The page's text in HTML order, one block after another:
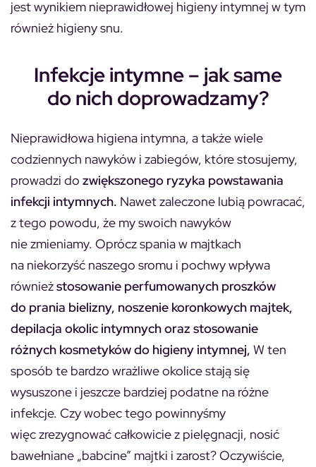
jest wynikiem nieprawidłowej higieny intymnej w tym
również higieny snu.
Infekcje intymne – jak same
do nich doprowadzamy?
Nieprawidłowa higiena intymna, a także wiele
codziennych nawyków i zabiegów, które stosujemy,
prowadzi do zwiększonego ryzyka powstawania
infekcji intymnych. Nawet zaleczone lubią powracać,
z tego powodu, że my swoich nawyków
nie zmieniamy. Oprócz spania w majtkach
na niekorzyść naszego sromu i pochwy wpływa
równieżstosowanie perfumowanych proszków
do prania bielizny, noszenie koronkowych majtek,
depilacja okolic intymnych oraz stosowanie
różnych kosmetyków do higieny intymnej, W ten
sposób te bardzo wrażliwe okolice stają się
wysuszone i jeszcze bardziej podatne na różne
infekcje. Czy wobec tego powinnyśmy
więc zrezygnować całkowicie z pielęgnacji, nosić
bawełniane „babcine” majtki i zarost? Oczywiście,